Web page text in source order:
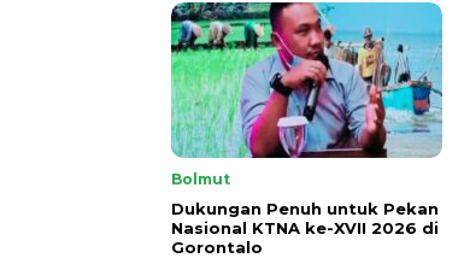
Bolmut
Dukungan Penuh untuk Pekan
Nasional KTNA ke-XVII 2026 di
Gorontalo